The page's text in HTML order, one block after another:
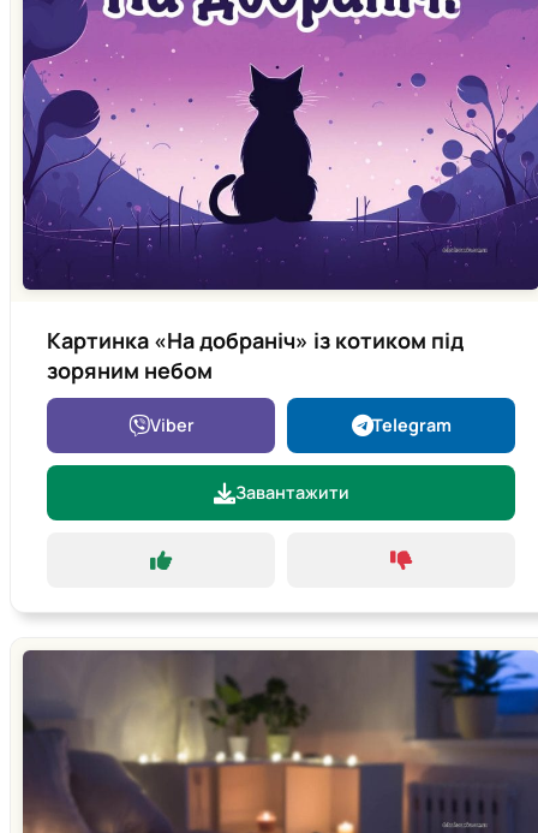
Картинка «На добраніч» із котиком під
зоряним небом
Viber Telegram
Завантажити